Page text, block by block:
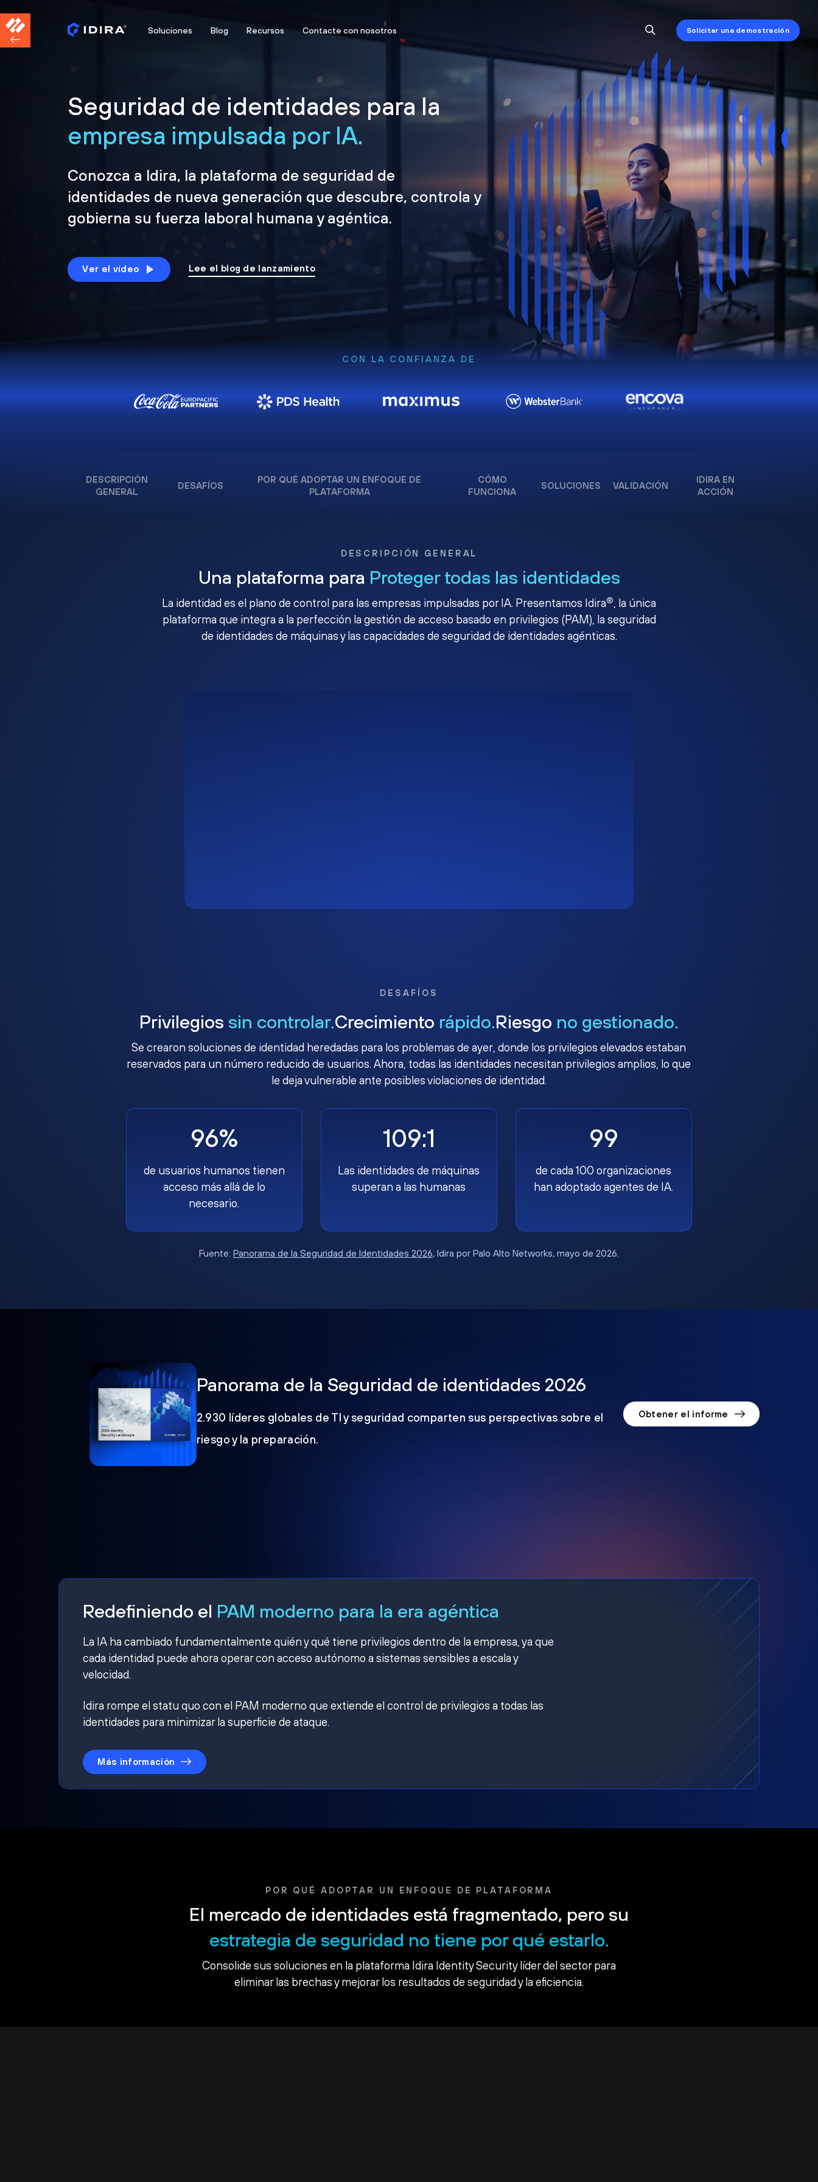
Soluciones Blog Recursos Contacte con nosotros Solicitar una demostración
Seguridad de identidades para la
empresa impulsada por IA.
Conozca a Idira, la plataforma de seguridad de
identidades de nueva generación que descubre, controla y
gobierna su fuerza laboral humana y agéntica.
Ver el vídeo Lee el blog de lanzamiento
CON LA CONFIANZA DE
DESCRIPCIÓN
GENERAL
DESAFÍOS
POR QUÉ ADOPTAR UN ENFOQUE DE
PLATAFORMA
CÓMO
FUNCIONA
SOLUCIONES VALIDACIÓN
IDIRA EN
ACCIÓN
DESCRIPCIÓN GENERAL
Una plataforma para Proteger todas las identidades
La identidad es el plano de control para las empresas impulsadas por IA. Presentamos Idira®, la única
plataforma que integra a la perfección la gestión de acceso basado en privilegios (PAM), la seguridad
de identidades de máquinas y las capacidades de seguridad de identidades agénticas.
DESAFÍOS
Privilegios sin controlar.Crecimiento rápido.Riesgo no gestionado.
Se crearon soluciones de identidad heredadas para los problemas de ayer, donde los privilegios elevados estaban
reservados para un número reducido de usuarios. Ahora, todas las identidades necesitan privilegios amplios, lo que
le deja vulnerable ante posibles violaciones de identidad.
96%
de usuarios humanos tienen
acceso más allá de lo
necesario.
109:1
Las identidades de máquinas
superan a las humanas
99
de cada 100 organizaciones
han adoptado agentes de IA.
Fuente: Panorama de la Seguridad de Identidades 2026, Idira por Palo Alto Networks, mayo de 2026.
Panorama de la Seguridad de identidades 2026
2.930 líderes globales de TI y seguridad comparten sus perspectivas sobre el
riesgo y la preparación.
Obtener el informe
Redefiniendo el PAM moderno para la era agéntica
La IA ha cambiado fundamentalmente quién y qué tiene privilegios dentro de la empresa, ya que
cada identidad puede ahora operar con acceso autónomo a sistemas sensibles a escala y
velocidad.
Idira rompe el statu quo con el PAM moderno que extiende el control de privilegios a todas las
identidades para minimizar la superficie de ataque.
Más información
POR QUÉ ADOPTAR UN ENFOQUE DE PLATAFORMA
El mercado de identidades está fragmentado, pero su
estrategia de seguridad no tiene por qué estarlo.
Consolide sus soluciones en la plataforma Idira Identity Security líder del sector para
eliminar las brechas y mejorar los resultados de seguridad y la eficiencia.